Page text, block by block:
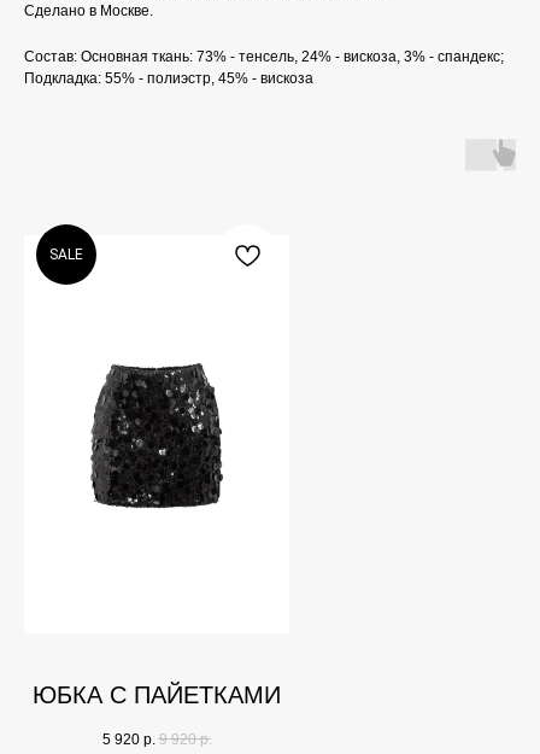
Сделано в Москве.
Состав: Основная ткань: 73% - тенсель, 24% - вискоза, 3% - спандекс;
Подкладка: 55% - полиэстр, 45% - вискоза
SALE
ЮБКА С ПАЙЕТКАМИ
5 920 р. 9 920 р.